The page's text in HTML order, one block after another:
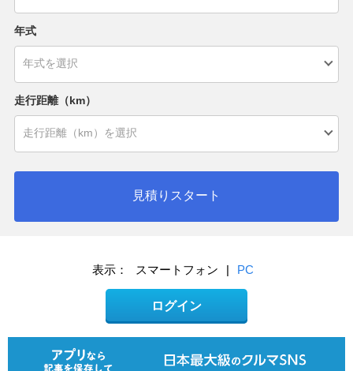
年式
走行距離（km）
見積りスタート
表示： スマートフォン | PC
ログイン